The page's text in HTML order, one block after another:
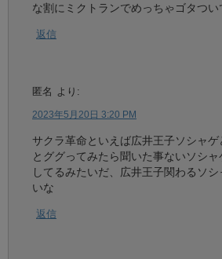
な割にミクトランでめっちゃゴタつい
返信
匿名 より:
2023年5月20日 3:20 PM
サクラ革命といえば広井王子ソシャゲ
とググってみたら聞いた事ないソシ
してるみたいだ、広井王子関わるソ
いな
返信